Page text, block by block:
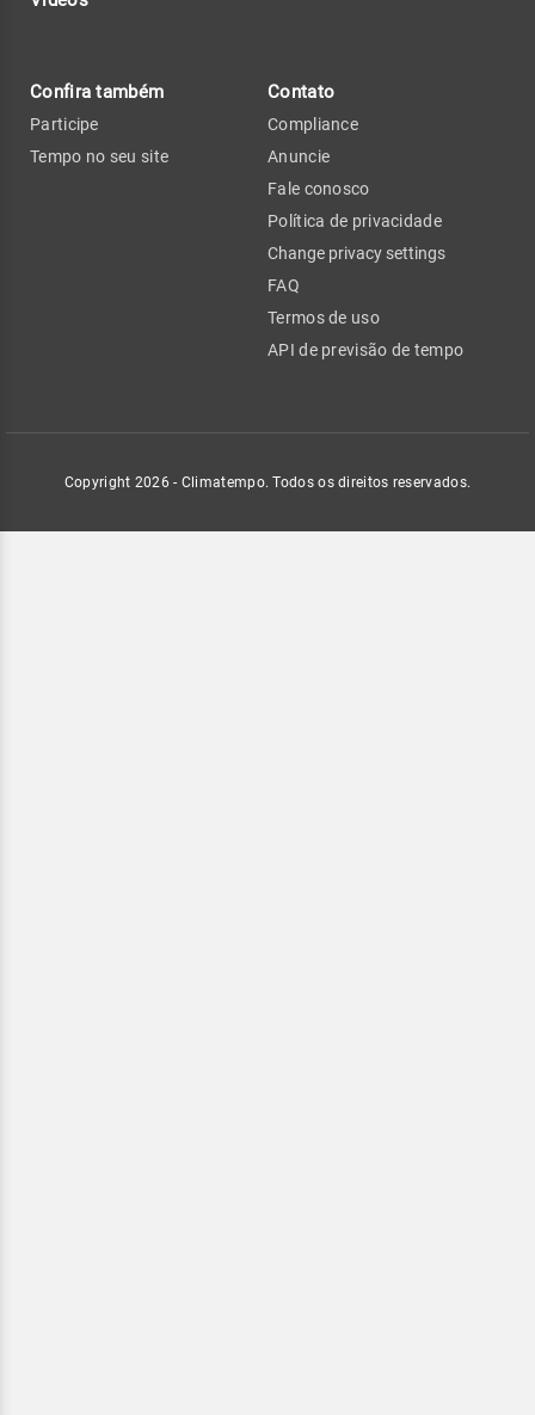
Confira também
Participe
Tempo no seu site
Contato
Compliance
Anuncie
Fale conosco
Política de privacidade
Change privacy settings
FAQ
Termos de uso
API de previsão de tempo
Copyright 2026 - Climatempo. Todos os direitos reservados.